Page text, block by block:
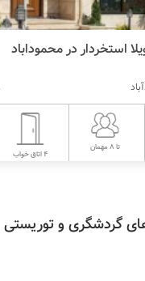
استخردار در محموداباد
تا 8 مهمان
4 اتاق خواب
گردشگری و توریستی